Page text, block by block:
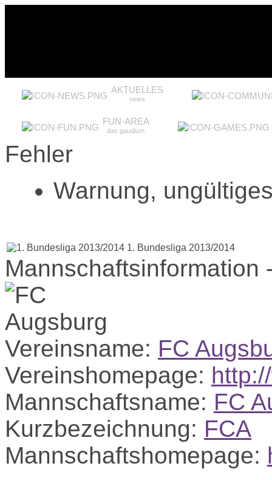
AKTUELLES
news
FUN-AREA
das gaudium
Fehler
Warnung,
1. Bundesliga 2013/2014
Mannschaftsinformation
Vereinsname: FC
Vereinshomepage:
Mannschaftsname: FC
Kurzbezeichnung: FCA
Mannschaftshomepage: